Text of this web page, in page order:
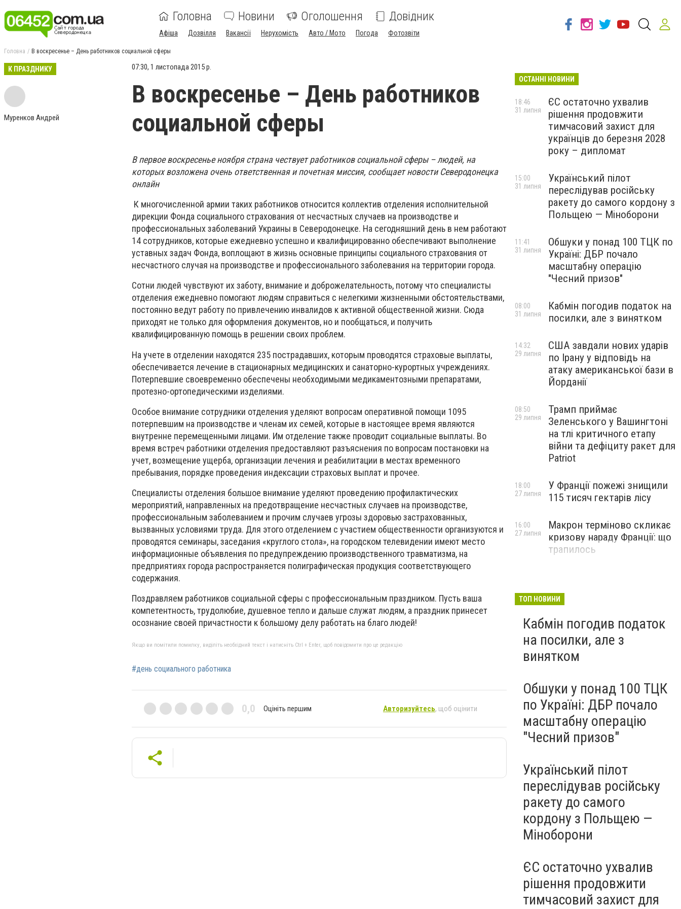
Головна Новини Оголошення Довідник
Афіша Дозвілля Вакансії Нерухомість Авто / Мото Погода Фотозвіти
Головна В воскресенье – День работников социальной сферы
К ПРАЗДНИКУ
Муренков Андрей
07:30, 1 листопада 2015 р.
В воскресенье – День работников
социальной сферы
В первое воскресенье ноября страна чествует работников социальной сферы – людей, на
которых возложена очень ответственная и почетная миссия, сообщает новости Северодонецка
онлайн
К многочисленной армии таких работников относится коллектив отделения исполнительной
дирекции Фонда социального страхования от несчастных случаев на производстве и
профессиональных заболеваний Украины в Северодонецке. На сегодняшний день в нем работают
14 сотрудников, которые ежедневно успешно и квалифицированно обеспечивают выполнение
уставных задач Фонда, воплощают в жизнь основные принципы социального страхования от
несчастного случая на производстве и профессионального заболевания на территории города.
Сотни людей чувствуют их заботу, внимание и доброжелательность, потому что специалисты
отделения ежедневно помогают людям справиться с нелегкими жизненными обстоятельствами,
постоянно ведут работу по привлечению инвалидов к активной общественной жизни. Сюда
приходят не только для оформления документов, но и пообщаться, и получить
квалифицированную помощь в решении своих проблем.
На учете в отделении находятся 235 пострадавших, которым проводятся страховые выплаты,
обеспечивается лечение в стационарных медицинских и санаторно-курортных учреждениях.
Потерпевшие своевременно обеспечены необходимыми медикаментозными препаратами,
протезно-ортопедическими изделиями.
Особое внимание сотрудники отделения уделяют вопросам оперативной помощи 1095
потерпевшим на производстве и членам их семей, которые в настоящее время являются
внутренне перемещенными лицами. Им отделение также проводит социальные выплаты. Во
время встреч работники отделения предоставляют разъяснения по вопросам постановки на
учет, возмещение ущерба, организации лечения и реабилитации в местах временного
пребывания, порядке проведения индексации страховых выплат и прочее.
Специалисты отделения большое внимание уделяют проведению профилактических
мероприятий, направленных на предотвращение несчастных случаев на производстве,
профессиональным заболеванием и прочим случаев угрозы здоровью застрахованных,
вызванных условиями труда. Для этого отделением с участием общественности организуются и
проводятся семинары, заседания «круглого стола», на городском телевидении имеют место
информационные объявления по предупреждению производственного травматизма, на
предприятиях города распространяется полиграфическая продукция соответствующего
содержания.
Поздравляем работников социальной сферы с профессиональным праздником. Пусть ваша
компетентность, трудолюбие, душевное тепло и дальше служат людям, а праздник принесет
осознание своей причастности к большому делу работать на благо людей!
Якщо ви помітили помилку, виділіть необхідний текст і натисніть Ctrl + Enter, щоб повідомити про це редакцію
#день социального работника
0,0 Оцініть першим Авторизуйтесь, щоб оцінити
ОСТАННІ НОВИНИ
ЄС остаточно ухвалив
рішення продовжити
тимчасовий захист для
українців до березня 2028
року – дипломат
18:46
31 липня
Український пілот
переслідував російську
ракету до самого кордону з
Польщею — Міноборони
15:00
31 липня
Обшуки у понад 100 ТЦК по
Україні: ДБР почало
масштабну операцію
"Чесний призов"
11:41
31 липня
Кабмін погодив податок на
посилки, але з винятком
08:00
31 липня
США завдали нових ударів
по Ірану у відповідь на
атаку американської бази в
Йорданії
14:32
29 липня
Трамп приймає
Зеленського у Вашингтоні
на тлі критичного етапу
війни та дефіциту ракет для
Patriot
08:50
29 липня
У Франції пожежі знищили
115 тисяч гектарів лісу
18:00
27 липня
Макрон терміново скликає
кризову нараду Франції: що
трапилось
16:00
27 липня
ТОП НОВИНИ
Кабмін погодив податок
на посилки, але з
винятком
Обшуки у понад 100 ТЦК
по Україні: ДБР почало
масштабну операцію
"Чесний призов"
Український пілот
переслідував російську
ракету до самого
кордону з Польщею —
Міноборони
ЄС остаточно ухвалив
рішення продовжити
тимчасовий захист для